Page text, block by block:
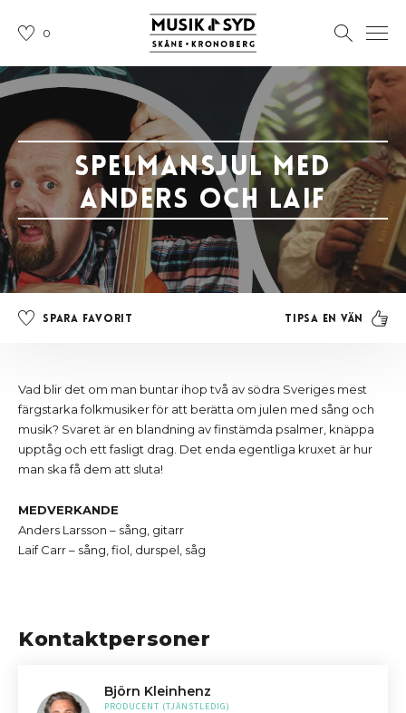
0
Spelmansjul med
Anders och Laif
Spara favorit Tipsa en vän
Vad blir det om man buntar ihop två av södra Sveriges mest
färgstarka folkmusiker för att berätta om julen med sång och
musik? Svaret är en blandning av finstämda psalmer, knäppa
upptåg och ett fasligt drag. Det enda egentliga kruxet är hur
man ska få dem att sluta!
MEDVERKANDE
Anders Larsson – sång, gitarr
Laif Carr – sång, fiol, durspel, såg
Kontaktpersoner
Björn Kleinhenz
PRODUCENT (TJÄNSTLEDIG)